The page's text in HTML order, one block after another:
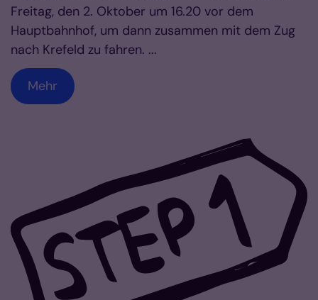
Freitag, den 2. Oktober um 16.20 vor dem
Hauptbahnhof, um dann zusammen mit dem Zug
nach Krefeld zu fahren. ...
Mehr